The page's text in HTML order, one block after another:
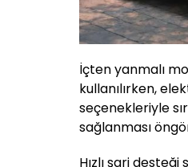
İçten yanmalı
kullanılırken,
seçenekleriyle
sağlanması
Hızlı şarj